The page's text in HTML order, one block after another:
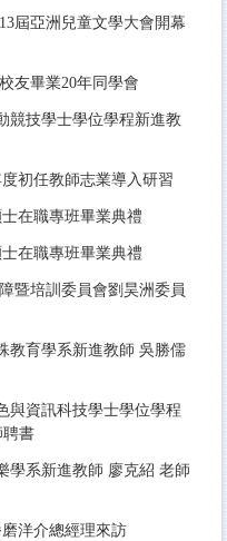
屆亞洲兒童文學大會開幕
友畢業20年同學會
競技學士學位學程新進教
初任教師志業導入研習
在職專班畢業典禮
在職專班畢業典禮
暨培訓委員會劉昊洲委員
教育學系新進教師 吳勝儒
與資訊科技學士學位學程
聘書
學系新進教師 廖克紹 老師
洋介總經理來訪